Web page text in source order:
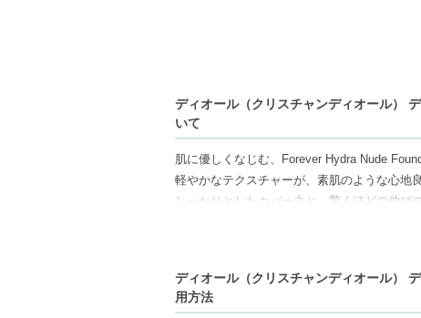
ディオール（クリスチャンディオール）
いて
肌に優しくなじむ、Forever Hydra Nude
軽やかなテクスチャーが、素肌のような心地
しっかりとしたカバー力と、驚くほどの伸び
【ご注意ください】
◇こちらの商品は代引きでの発送ができかね
ディオール（クリスチャンディオール）
用方法